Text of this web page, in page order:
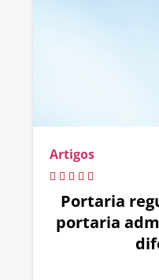
Artigos
Portaria
portaria